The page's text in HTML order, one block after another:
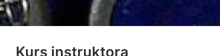
Kurs instruktora